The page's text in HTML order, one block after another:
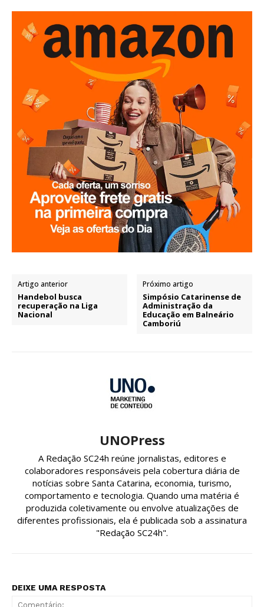
Artigo anterior
Handebol busca
recuperação na Liga
Nacional
Próximo artigo
Simpósio Catarinense de
Administração da
Educação em Balneário
Camboriú
UNOPress
A Redação SC24h reúne jornalistas, editores e
colaboradores responsáveis pela cobertura diária de
notícias sobre Santa Catarina, economia, turismo,
comportamento e tecnologia. Quando uma matéria é
produzida coletivamente ou envolve atualizações de
diferentes profissionais, ela é publicada sob a assinatura
"Redação SC24h".
DEIXE UMA RESPOSTA